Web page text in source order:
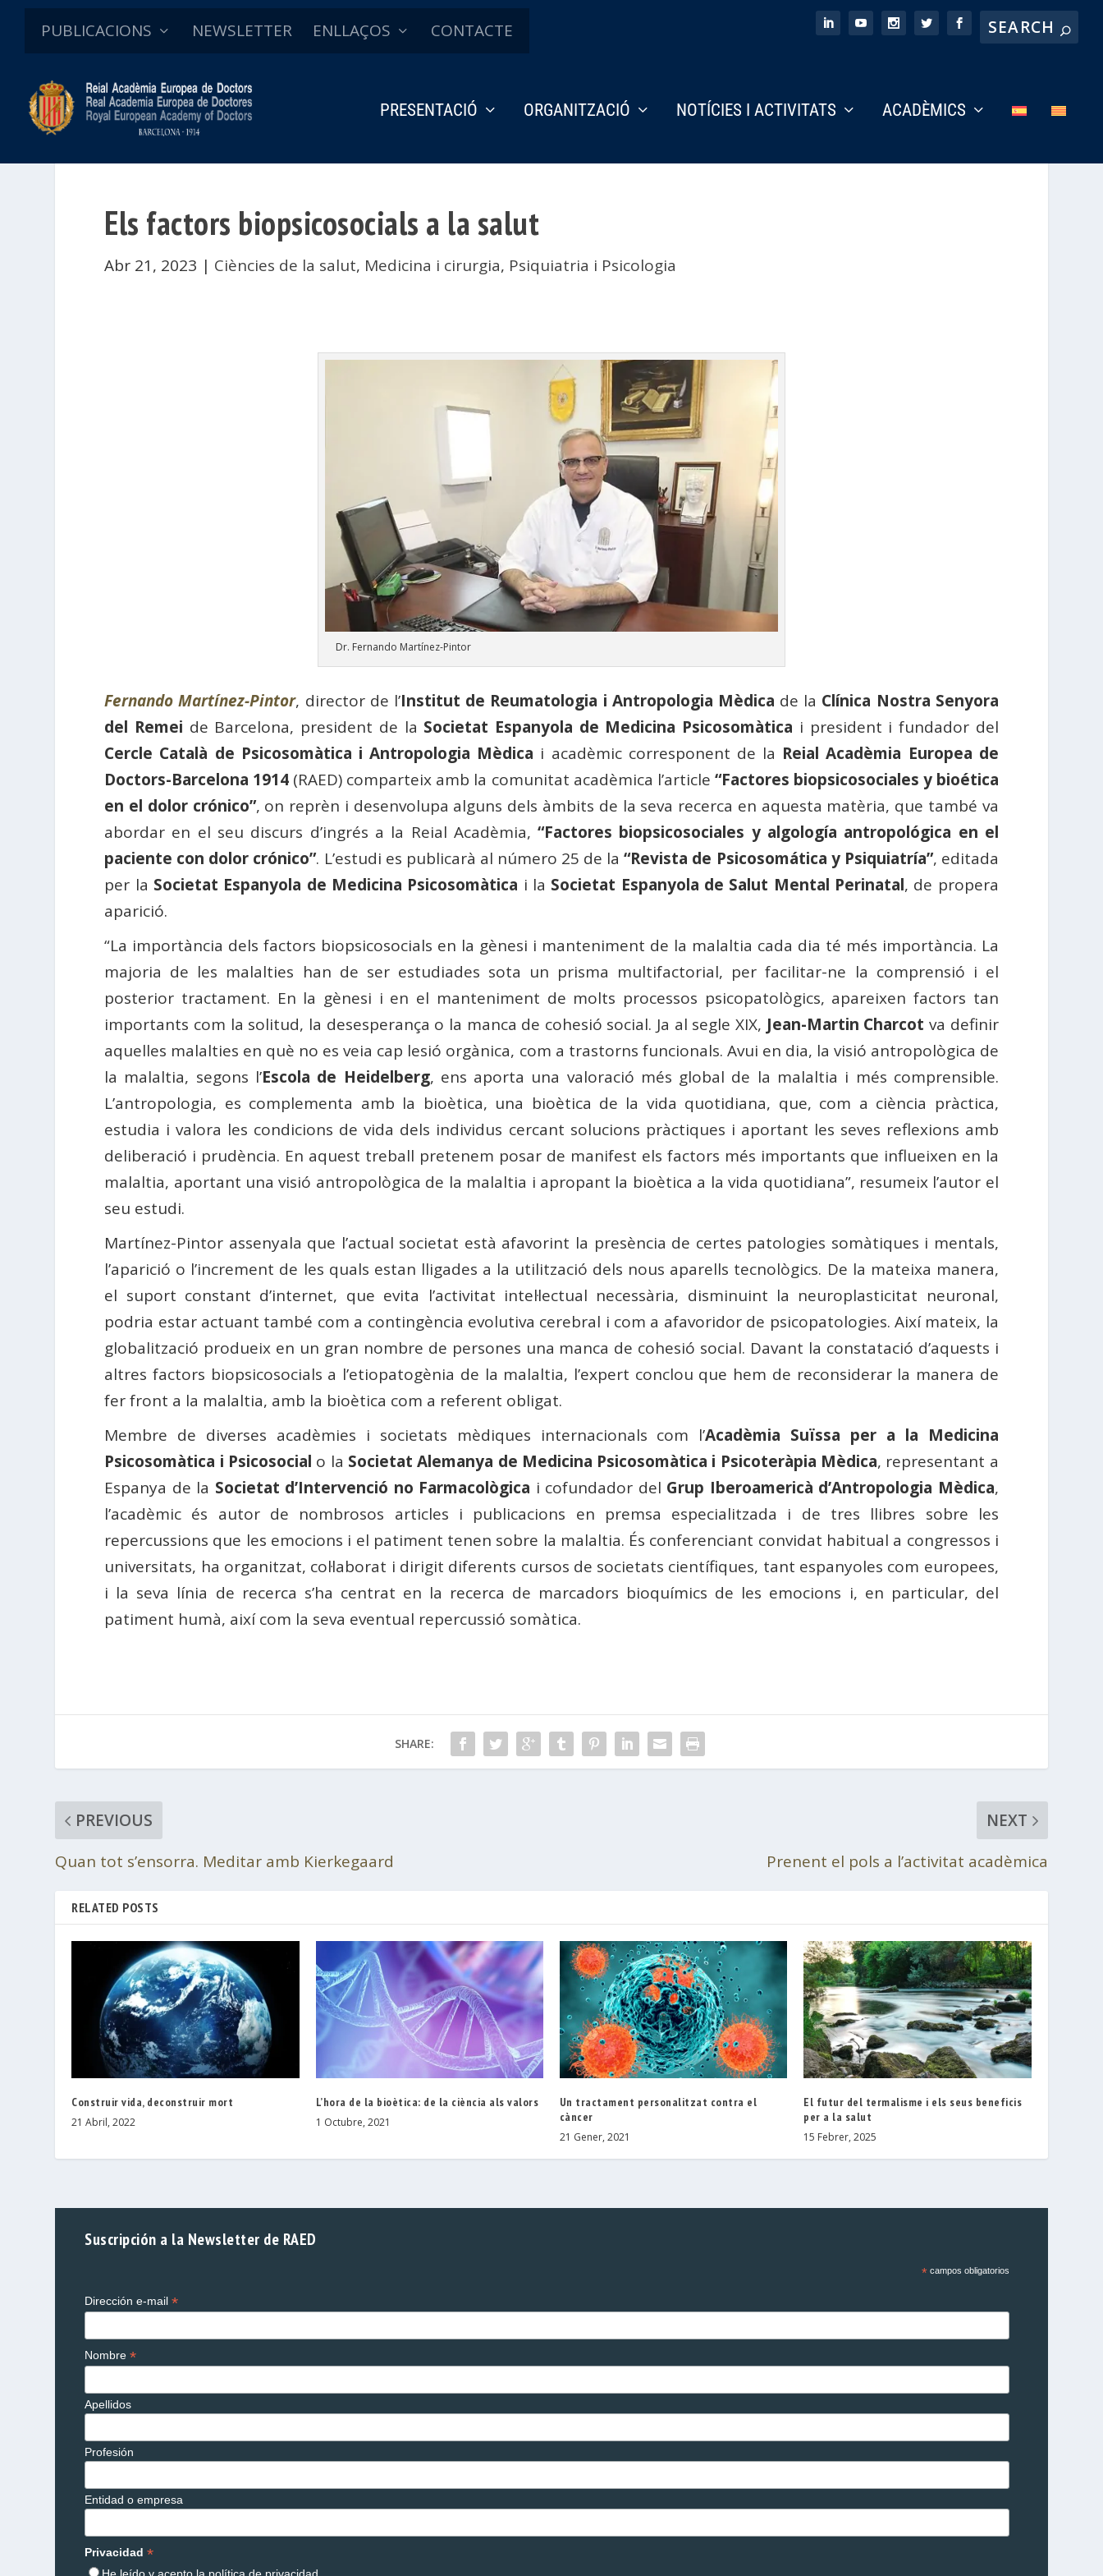
PUBLICACIONS NEWSLETTER ENLLAÇOS CONTACTE
PRESENTACIÓ ORGANITZACIÓ NOTÍCIES I ACTIVITATS ACADÈMICS
Els factors biopsicosocials a la salut
Abr 21, 2023 | Ciències de la salut, Medicina i cirurgia, Psiquiatria i Psicologia
Dr. Fernando Martínez-Pintor
Fernando Martínez-Pintor, director de l’Institut de Reumatologia i Antropologia Mèdica de la Clínica Nostra Senyora
del Remei de Barcelona, president de la Societat Espanyola de Medicina Psicosomàtica i president i fundador del
Cercle Català de Psicosomàtica i Antropologia Mèdica i acadèmic corresponent de la Reial Acadèmia Europea de
Doctors-Barcelona 1914 (RAED) comparteix amb la comunitat acadèmica l’article “Factores biopsicosociales y bioética
en el dolor crónico”, on reprèn i desenvolupa alguns dels àmbits de la seva recerca en aquesta matèria, que també va
abordar en el seu discurs d’ingrés a la Reial Acadèmia,“Factores biopsicosociales y algología antropológica en el
paciente con dolor crónico”. L’estudi es publicarà al número 25 de la“Revista de Psicosomática y Psiquiatría”, editada
per la Societat Espanyola de Medicina Psicosomàtica i la Societat Espanyola de Salut Mental Perinatal, de propera
aparició.
“La importància dels factors biopsicosocials en la gènesi i manteniment de la malaltia cada dia té més importància. La
majoria de les malalties han de ser estudiades sota un prisma multifactorial, per facilitar-ne la comprensió i el
posterior tractament. En la gènesi i en el manteniment de molts processos psicopatològics, apareixen factors tan
importants com la solitud, la desesperança o la manca de cohesió social. Ja al segle XIX, Jean-Martin Charcot va definir
aquelles malalties en què no es veia cap lesió orgànica, com a trastorns funcionals. Avui en dia, la visió antropològica de
la malaltia, segons l’Escola de Heidelberg, ens aporta una valoració més global de la malaltia i més comprensible.
L’antropologia, es complementa amb la bioètica, una bioètica de la vida quotidiana, que, com a ciència pràctica,
estudia i valora les condicions de vida dels individus cercant solucions pràctiques i aportant les seves reflexions amb
deliberació i prudència. En aquest treball pretenem posar de manifest els factors més importants que influeixen en la
malaltia, aportant una visió antropològica de la malaltia i apropant la bioètica a la vida quotidiana”, resumeix l’autor el
seu estudi.
Martínez-Pintor assenyala que l’actual societat està afavorint la presència de certes patologies somàtiques i mentals,
l’aparició o l’increment de les quals estan lligades a la utilització dels nous aparells tecnològics. De la mateixa manera,
el suport constant d’internet, que evita l’activitat intel·lectual necessària, disminuint la neuroplasticitat neuronal,
podria estar actuant també com a contingència evolutiva cerebral i com a afavoridor de psicopatologies. Així mateix, la
globalització produeix en un gran nombre de persones una manca de cohesió social. Davant la constatació d’aquests i
altres factors biopsicosocials a l’etiopatogènia de la malaltia, l’expert conclou que hem de reconsiderar la manera de
fer front a la malaltia, amb la bioètica com a referent obligat.
Membre de diverses acadèmies i societats mèdiques internacionals com l’Acadèmia Suïssa per a la Medicina
Psicosomàtica i Psicosocial o la Societat Alemanya de Medicina Psicosomàtica i Psicoteràpia Mèdica, representant a
Espanya de la Societat d’Intervenció no Farmacològica i cofundador del Grup Iberoamericà d’Antropologia Mèdica,
l’acadèmic és autor de nombrosos articles i publicacions en premsa especialitzada i de tres llibres sobre les
repercussions que les emocions i el patiment tenen sobre la malaltia. És conferenciant convidat habitual a congressos i
universitats, ha organitzat, col·laborat i dirigit diferents cursos de societats científiques, tant espanyoles com europees,
i la seva línia de recerca s’ha centrat en la recerca de marcadors bioquímics de les emocions i, en particular, del
patiment humà, així com la seva eventual repercussió somàtica.
SHARE:
PREVIOUS
Quan tot s’ensorra. Meditar amb Kierkegaard
NEXT
Prenent el pols a l’activitat acadèmica
RELATED POSTS
Construir vida, deconstruir mort
21 Abril, 2022
L’hora de la bioètica: de la ciència als valors
1 Octubre, 2021
Un tractament personalitzat contra el
càncer
21 Gener, 2021
El futur del termalisme i els seus beneficis
per a la salut
15 Febrer, 2025
Suscripción a la Newsletter de RAED
*campos obligatorios
Dirección e-mail*
Nombre*
Apellidos
Profesión
Entidad o empresa
Privacidad*
He leído y acepto la política de privacidad